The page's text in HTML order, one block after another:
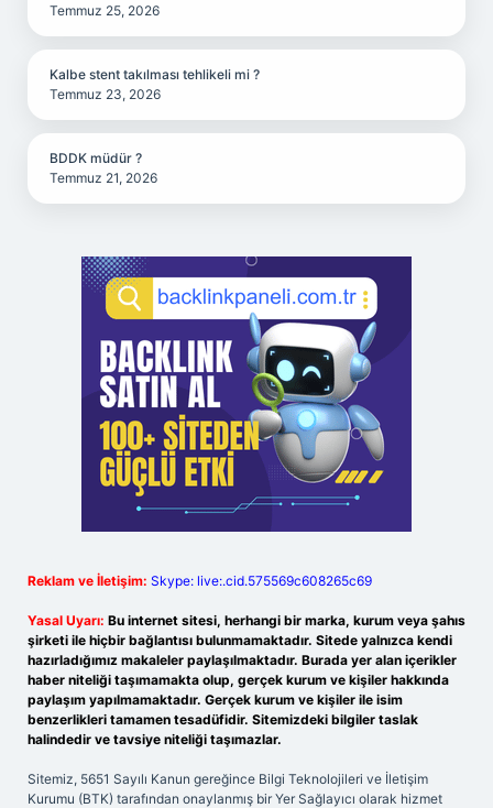
Temmuz 25, 2026
Kalbe stent takılması tehlikeli mi ?
Temmuz 23, 2026
BDDK müdür ?
Temmuz 21, 2026
Reklam ve İletişim: Skype: live:.cid.575569c608265c69
Yasal Uyarı: Bu internet sitesi, herhangi bir marka, kurum veya şahıs
şirketi ile hiçbir bağlantısı bulunmamaktadır. Sitede yalnızca kendi
hazırladığımız makaleler paylaşılmaktadır. Burada yer alan içerikler
haber niteliği taşımamakta olup, gerçek kurum ve kişiler hakkında
paylaşım yapılmamaktadır. Gerçek kurum ve kişiler ile isim
benzerlikleri tamamen tesadüfidir. Sitemizdeki bilgiler taslak
halindedir ve tavsiye niteliği taşımazlar.
Sitemiz, 5651 Sayılı Kanun gereğince Bilgi Teknolojileri ve İletişim
Kurumu (BTK) tarafından onaylanmış bir Yer Sağlayıcı olarak hizmet